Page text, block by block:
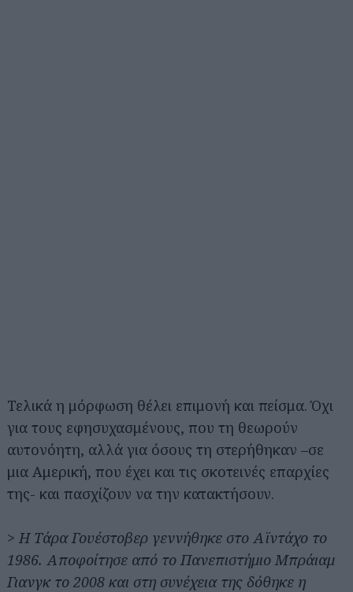
Τελικά η μόρφωση θέλει επιμονή και πείσμα. Όχι
για τους εφησυχασμένους, που τη θεωρούν
αυτονόητη, αλλά για όσους τη στερήθηκαν –σε
μια Αμερική, που έχει και τις σκοτεινές επαρχίες
της- και πασχίζουν να την κατακτήσουν.
> Η Τάρα Γουέστοβερ γεννήθηκε στο Αϊντάχο το
1986. Αποφοίτησε από το Πανεπιστήμιο Μπράιαμ
Γιανγκ το 2008 και στη συνέχεια της δόθηκε η